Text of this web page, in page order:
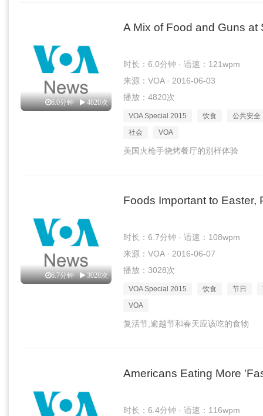
6.0分钟 4820次
A Mix of Food and Guns at
时长：6.0分钟 · 语速：121wpm
来源：VOA · 2016-06-03
播放：4820次
VOA Special 2015 饮食
公共安全
社会
VOA
美国火枪手烧烤餐厅的别样体验
6.7分钟 3028次
Foods Important to Easter,
时长：6.7分钟 · 语速：108wpm
来源：VOA · 2016-06-07
播放：3028次
VOA Special 2015 饮食 节日
VOA
复活节,逾越节和春天应该吃的食物
Americans Eating More
时长：6.4分钟 · 语速：116wpm